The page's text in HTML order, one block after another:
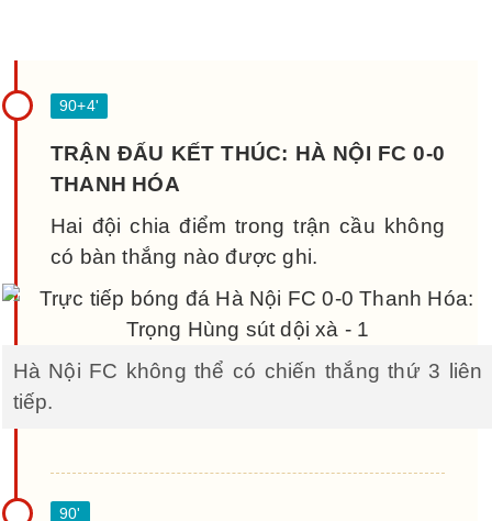
TRẬN ĐẤU KẾT THÚC: HÀ NỘI FC 0-0
THANH HÓA
Hai đội chia điểm trong trận cầu không
có bàn thắng nào được ghi.
Hà Nội FC không thể có chiến thắng thứ 3 liên
tiếp.